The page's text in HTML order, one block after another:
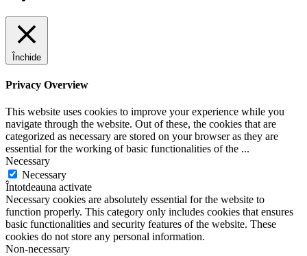
Închide
Privacy Overview
This website uses cookies to improve your experience while you
navigate through the website. Out of these, the cookies that are
categorized as necessary are stored on your browser as they are
essential for the working of basic functionalities of the ...
Necessary
Necessary
Întotdeauna activate
Necessary cookies are absolutely essential for the website to
function properly. This category only includes cookies that ensures
basic functionalities and security features of the website. These
cookies do not store any personal information.
Non-necessary